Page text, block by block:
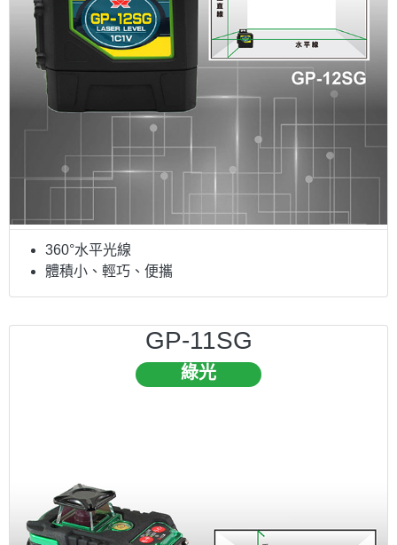
360°水平光線
體積小、輕巧、便攜
GP-11SG
綠光